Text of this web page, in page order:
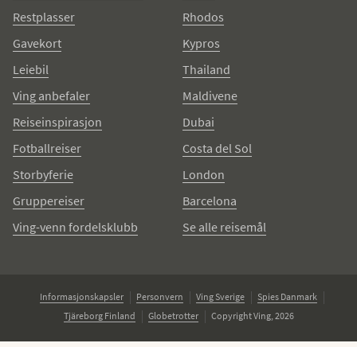
Restplasser
Gavekort
Leiebil
Ving anbefaler
Reiseinspirasjon
Fotballreiser
Storbyferie
Gruppereiser
Ving-venn fordelsklubb
Rhodos
Kypros
Thailand
Maldivene
Dubai
Costa del Sol
London
Barcelona
Se alle reisemål
Informasjonskapsler Personvern Ving Sverige
Spies Danmark
Tjäreborg Finland
Globetrotter Copyright Ving, 2026